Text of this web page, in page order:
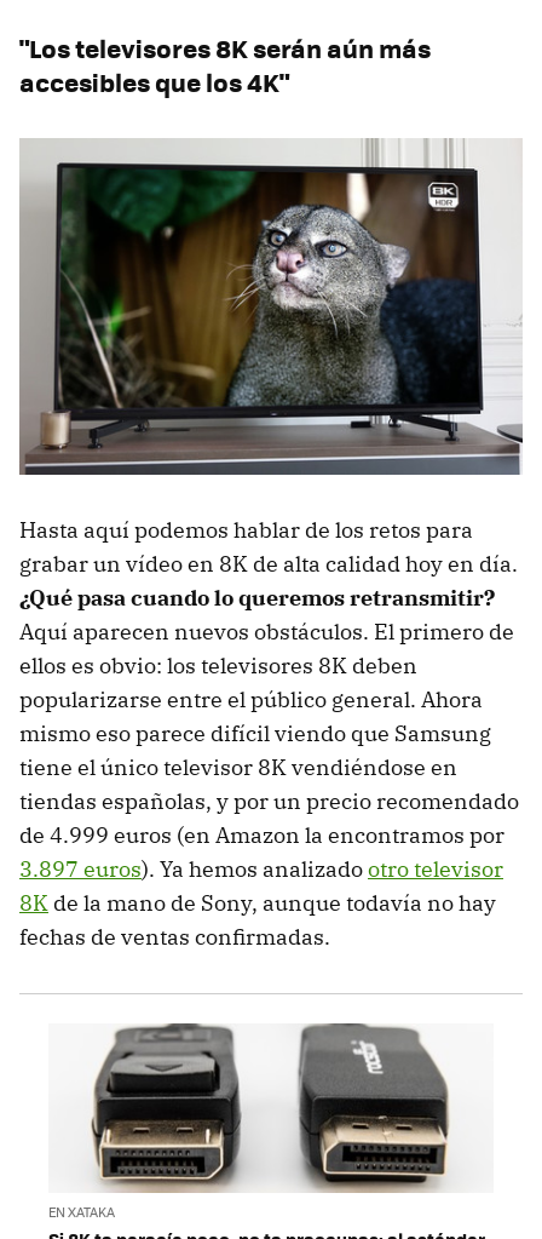
"Los televisores 8K serán aún más
accesibles que los 4K"
Hasta aquí podemos hablar de los retos para
grabar un vídeo en 8K de alta calidad hoy en día.
¿Qué pasa cuando lo queremos retransmitir?
Aquí aparecen nuevos obstáculos. El primero de
ellos es obvio: los televisores 8K deben
popularizarse entre el público general. Ahora
mismo eso parece difícil viendo que Samsung
tiene el único televisor 8K vendiéndose en
tiendas españolas, y por un precio recomendado
de 4.999 euros (en Amazon la encontramos por
3.897 euros). Ya hemos analizadootro televisor
8K de la mano de Sony, aunque todavía no hay
fechas de ventas confirmadas.
EN XATAKA